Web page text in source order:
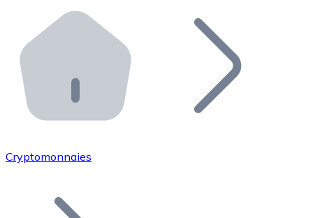
Distributeurs automatiques Bitnovo
Intégrez un ATM Bitnovo dans votre entreprise et
API Bitnovo
Intégrez notre API dans votre écosystème.
Rejoignez notre réseau de distributeurs et
Ajoutez le token de votre projet à notre service
Cryptomonnaies